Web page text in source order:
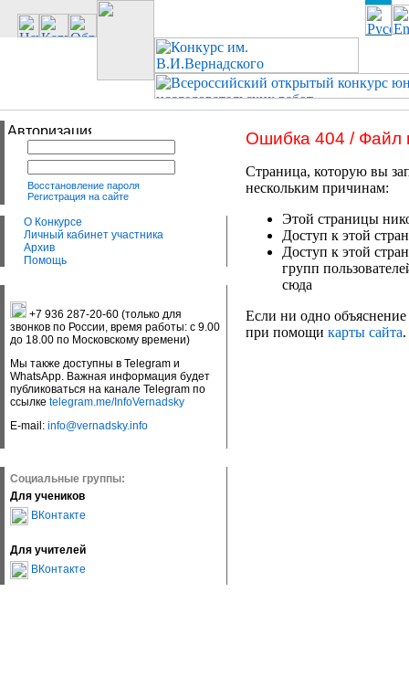
Восстановление пароля
Регистрация на сайте
О Конкурсе
Личный кабинет участника
Архив
Помощь
+7 936 287-20-60 (только для
звонков по России, время работы: с 9.00
до 18.00 по Московскому времени)
Мы также доступны в Telegram и
WhatsApp. Важная информация будет
публиковаться на канале Telegram по
ссылке telegram.me/InfoVernadsky
E-mail: info@vernadsky.info
Социальные группы:
Для учеников
ВКонтакте
Для учителей
ВКонтакте
Ошибка 404 / Файл
Страница, которую вы
нескольким причинам:
Этой страницы
Доступ к этой
Доступ к этой
групп
сюда
Если ни одно объяснение
при помощи карты сайта.